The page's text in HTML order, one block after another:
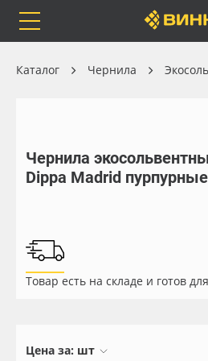
Каталог
Бренды
Доставка
Весь каталог
Самоклеящиеся плёнки
Листовые материалы
Каталог Чернила
Чернила
Dippa Madrid
Товар есть на складе и готов
Цена за: шт